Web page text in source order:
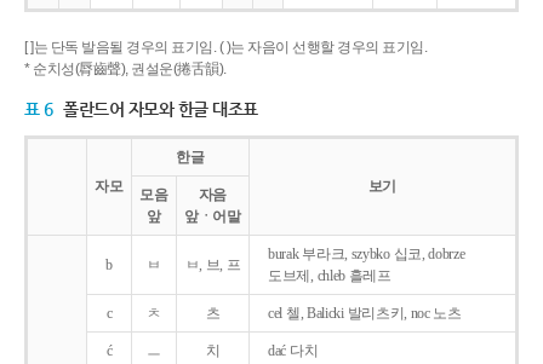
[ ]는 단독 발음될 경우의 표기임. ( )는 자음이 선행할 경우의 표기임.
* 순치성(脣齒聲), 권설운(捲舌韻).
표 6 폴란드어 자모와 한글 대조표
자모
한글
보기
모음
앞
자음
앞ㆍ어말
b ㅂ ㅂ, 브, 프
burak 부라크, szybko 십코, dobrze
도브제, chleb 흘레프
c ㅊ 츠 cel 첼, Balicki 발리츠키, noc 노츠
ć ㅡ 치 dać 다치